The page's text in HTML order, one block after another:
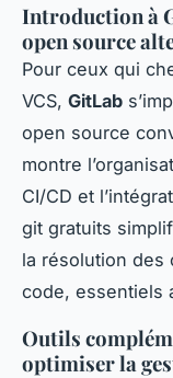
Introduction à
open source
Pour ceux qui
VCS, GitLab
open source
montre
CI/CD et
git gratuits
la résolution des
code, essentiels
Outils
optimiser la